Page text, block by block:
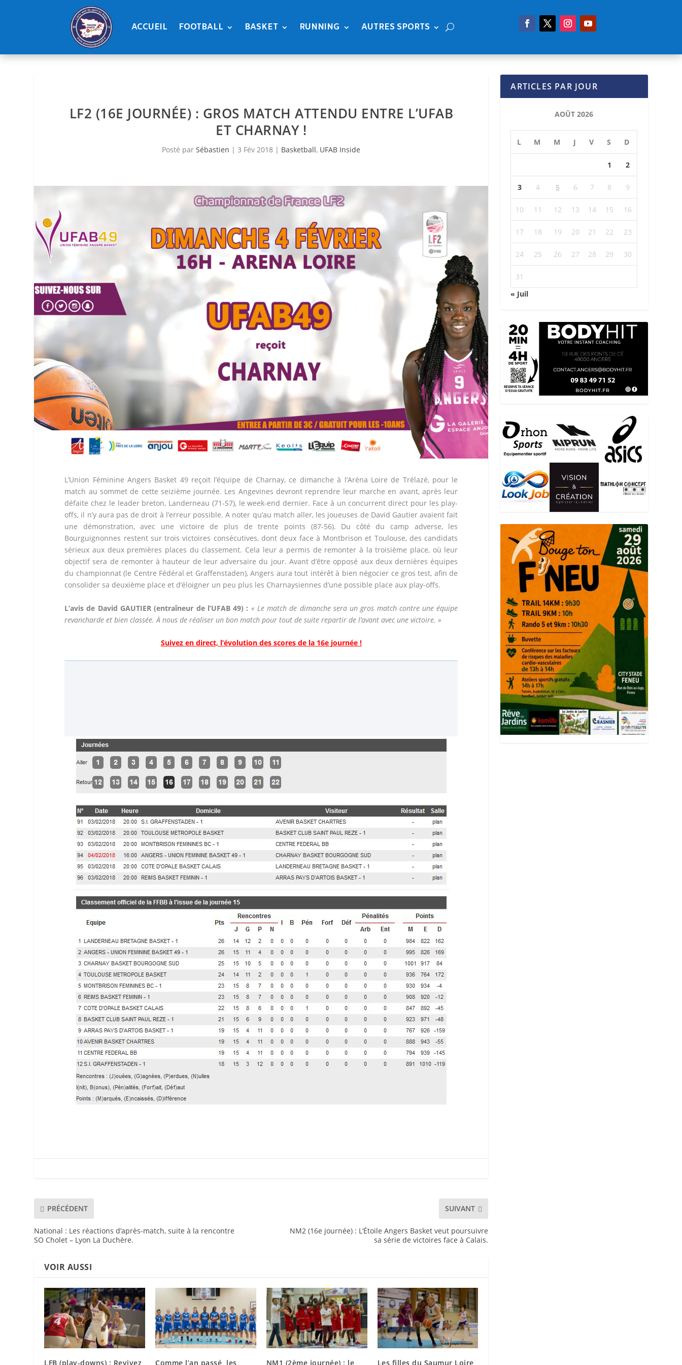
ACCUEIL FOOTBALL BASKET RUNNING AUTRES SPORTS
LF2 (16E JOURNÉE) : GROS MATCH ATTENDU ENTRE L’UFAB
ET CHARNAY !
Posté parSébastien |3 Fév 2018 | Basketball, UFAB Inside
L’Union Féminine Angers Basket 49 reçoit l’équipe de Charnay, ce dimanche à l’Aréna Loire de Trélazé, pour le
match au sommet de cette seizième journée. Les Angevines devront reprendre leur marche en avant, après leur
défaite chez le leader breton, Landerneau (71-57), le week-end dernier. Face à un concurrent direct pour les play-
offs, il n’y aura pas de droit à l’erreur possible. A noter qu’au match aller, les joueuses de David Gautier avaient fait
une démonstration, avec une victoire de plus de trente points (87-56). Du côté du camp adverse, les
Bourguignonnes restent sur trois victoires consécutives, dont deux face à Montbrison et Toulouse, des candidats
sérieux aux deux premières places du classement. Cela leur a permis de remonter à la troisième place, où leur
objectif sera de remonter à hauteur de leur adversaire du jour. Avant d’être opposé aux deux dernières équipes
du championnat (le Centre Fédéral et Graffenstaden), Angers aura tout intérêt à bien négocier ce gros test, afin de
consolider sa deuxième place et d’éloigner un peu plus les Charnaysiennes d’une possible place aux play-offs.
L’avis de David GAUTIER (entraîneur de l’UFAB 49) : « Le match de dimanche sera un gros match contre une équipe
revancharde et bien classée. À nous de réaliser un bon match pour tout de suite repartir de l’avant avec une victoire. »
Suivez en direct, l’évolution des scores de la 16e journée !
PRÉCÉDENT
National : Les réactions d’après-match, suite à la rencontre
SO Cholet – Lyon La Duchère.
SUIVANT
NM2 (16e journée) : L’Étoile Angers Basket veut poursuivre
sa série de victoires face à Calais.
VOIR AUSSI
LFB (play-downs) : Revivez Comme l’an passé, les NM1 (2ème journée) : le Les filles du Saumur Loire
ARTICLES PAR JOUR
AOÛT 2026
L M M J V S D
1 2
3 4 5 6 7 8 9
10 11 12 13 14 15 16
17 18 19 20 21 22 23
24 25 26 27 28 29 30
31
« Juil